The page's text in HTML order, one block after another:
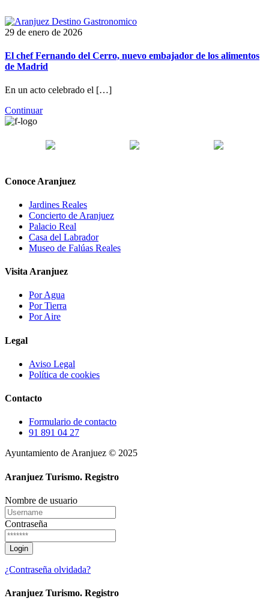
29 de enero de 2026
El chef Fernando del Cerro, nuevo embajador de los alimentos
de Madrid
En un acto celebrado el […]
Continuar
Conoce Aranjuez
Jardines Reales
Concierto de Aranjuez
Palacio Real
Casa del Labrador
Museo de Falúas Reales
Visita Aranjuez
Por Agua
Por Tierra
Por Aire
Legal
Aviso Legal
Política de cookies
Contacto
Formulario de contacto
91 891 04 27
Ayuntamiento de Aranjuez © 2025
Aranjuez Turismo. Registro
Nombre de usuario
Contraseña
¿Contraseña olvidada?
Aranjuez Turismo. Registro